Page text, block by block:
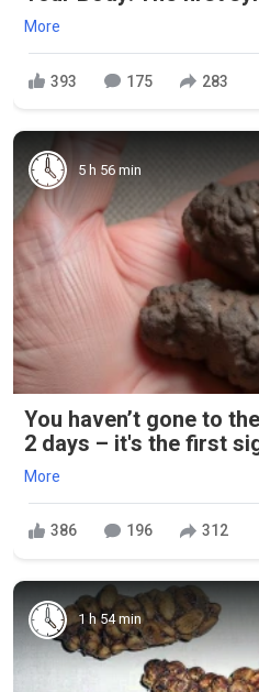
More
393 175 283
5 h 56 min
You haven’t gone to
2 days – it's the first
More
386 196 312
1 h 54 min